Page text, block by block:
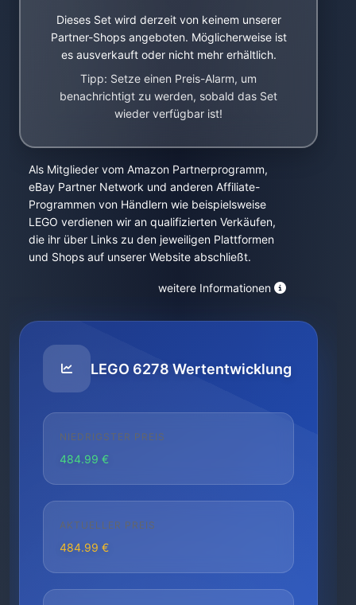
Dieses Set wird derzeit von keinem unserer
Partner-Shops angeboten. Möglicherweise ist
es ausverkauft oder nicht mehr erhältlich.
Tipp: Setze einen Preis-Alarm, um
benachrichtigt zu werden, sobald das Set
wieder verfügbar ist!
Als Mitglieder vom Amazon Partnerprogramm,
eBay Partner Network und anderen Affiliate-
Programmen von Händlern wie beispielsweise
LEGO verdienen wir an qualifizierten Verkäufen,
die ihr über Links zu den jeweiligen Plattformen
und Shops auf unserer Website abschließt.
weitere Informationen
LEGO 6278 Wertentwicklung
NIEDRIGSTER PREIS
484.99 €
AKTUELLER PREIS
484.99 €